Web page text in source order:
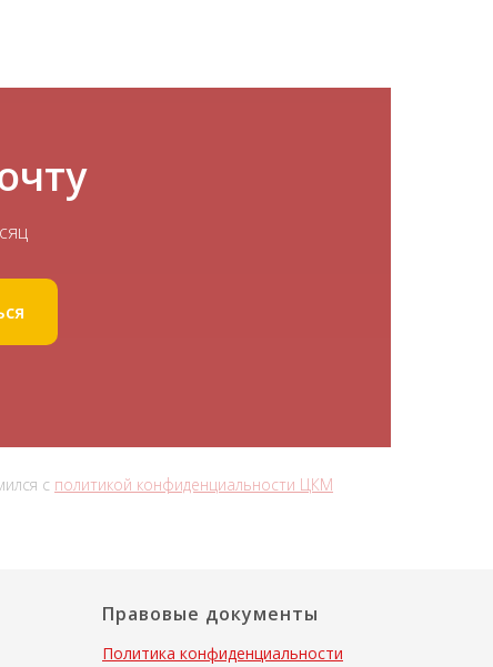
с политикой конфиденциальности ЦКМ
Правовые документы
Политика конфиденциальности